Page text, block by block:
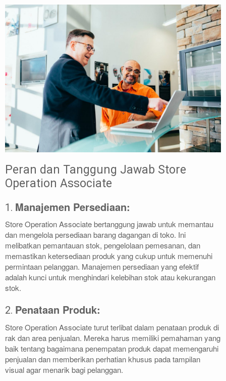
Peran dan Tanggung Jawab Store
Operation Associate
1. Manajemen Persediaan:
Store Operation Associate bertanggung jawab untuk memantau
dan mengelola persediaan barang dagangan di toko. Ini
melibatkan pemantauan stok, pengelolaan pemesanan, dan
memastikan ketersediaan produk yang cukup untuk memenuhi
permintaan pelanggan. Manajemen persediaan yang efektif
adalah kunci untuk menghindari kelebihan stok atau kekurangan
stok.
2. Penataan Produk:
Store Operation Associate turut terlibat dalam penataan produk di
rak dan area penjualan. Mereka harus memiliki pemahaman yang
baik tentang bagaimana penempatan produk dapat memengaruhi
penjualan dan memberikan perhatian khusus pada tampilan
visual agar menarik bagi pelanggan.